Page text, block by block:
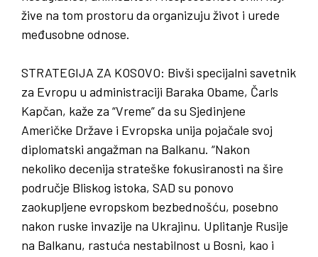
žive na tom prostoru da organizuju život i urede
međusobne odnose.
STRATEGIJA ZA KOSOVO: Bivši specijalni savetnik
za Evropu u administraciji Baraka Obame, Čarls
Kapčan, kaže za “Vreme” da su Sjedinjene
Američke Države i Evropska unija pojačale svoj
diplomatski angažman na Balkanu. “Nakon
nekoliko decenija strateške fokusiranosti na šire
područje Bliskog istoka, SAD su ponovo
zaokupljene evropskom bezbednošću, posebno
nakon ruske invazije na Ukrajinu. Uplitanje Rusije
na Balkanu, rastuća nestabilnost u Bosni, kao i